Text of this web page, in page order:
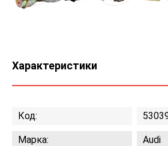
Характеристики
Код:
Марка: Audi